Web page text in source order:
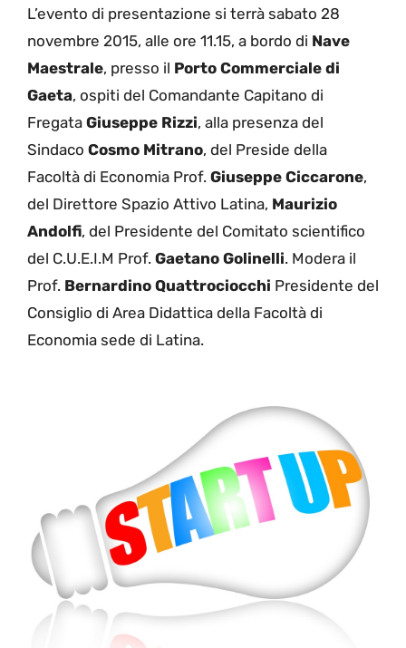
L’evento di presentazione si terrà sabato 28
novembre 2015, alle ore 11.15, a bordo di Nave
Maestrale, presso il Porto Commerciale di
Gaeta, ospiti del Comandante Capitano di
Fregata Giuseppe Rizzi, alla presenza del
Sindaco Cosmo Mitrano, del Preside della
Facoltà di Economia Prof. Giuseppe Ciccarone,
del Direttore Spazio Attivo Latina, Maurizio
Andolfi, del Presidente del Comitato scientifico
del C.U.E.I.M Prof. Gaetano Golinelli. Modera il
Prof. Bernardino Quattrociocchi Presidente del
Consiglio di Area Didattica della Facoltà di
Economia sede di Latina.